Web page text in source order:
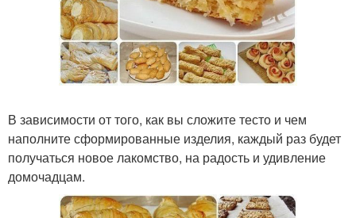
В зависимости от того, как вы сложите тесто и чем
наполните сформированные изделия, каждый раз будет
получаться новое лакомство, на радость и удивление
домочадцам.